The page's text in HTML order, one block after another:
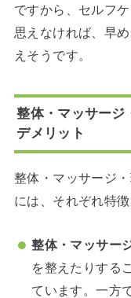
ですから、セルフ
思えなければ、早
えそうです。
整体・マッサージ
デメリット
整体・マッサージ
には、それぞれ特徴
整体・マッサー
を整えたりする
ています。一方